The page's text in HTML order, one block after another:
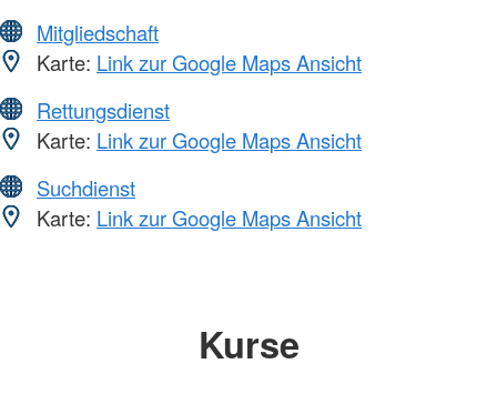
Mitgliedschaft
Karte: Link zur Google Maps Ansicht
Rettungsdienst
Karte: Link zur Google Maps Ansicht
Suchdienst
Karte: Link zur Google Maps Ansicht
Kurse